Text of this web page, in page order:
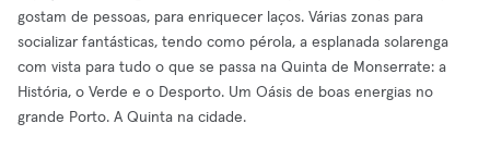
gostam de pessoas, para enriquecer laços. Várias zonas para
socializar fantásticas, tendo como pérola, a esplanada solarenga
com vista para tudo o que se passa na Quinta de Monserrate: a
História, o Verde e o Desporto. Um Oásis de boas energias no
grande Porto. A Quinta na cidade.